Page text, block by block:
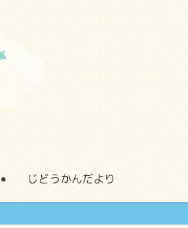
じどうかんだより